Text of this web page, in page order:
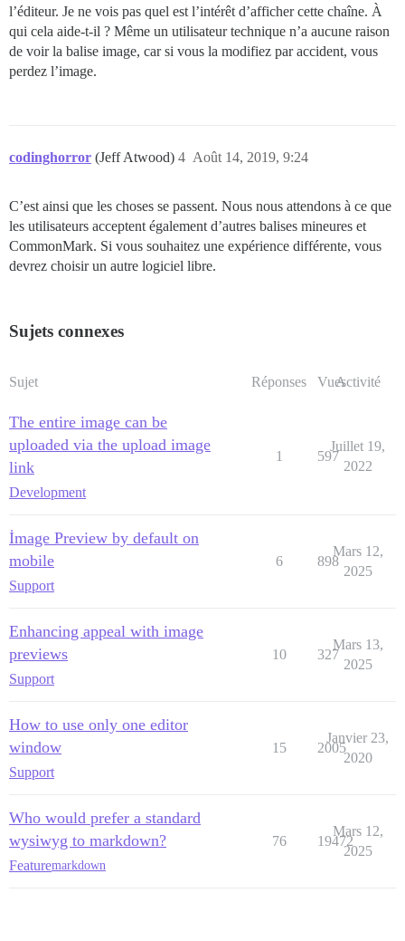
l’éditeur. Je ne vois pas quel est l’intérêt d’afficher cette chaîne. À
qui cela aide-t-il ? Même un utilisateur technique n’a aucune raison
de voir la balise image, car si vous la modifiez par accident, vous
perdez l’image.
codinghorror (Jeff Atwood) Août 14, 2019, 9:24
4
C’est ainsi que les choses se passent. Nous nous attendons à ce que
les utilisateurs acceptent également d’autres balises mineures et
CommonMark. Si vous souhaitez une expérience différente, vous
devrez choisir un autre logiciel libre.
Sujets connexes
Sujet Réponses VuesActivité
The entire image can be
uploaded via the upload image
link
Development
1 597
Juillet 19,
2022
İmage Preview by default on
mobile
Support
6 898
Mars 12,
2025
Enhancing appeal with image
previews
Support
10 327
Mars 13,
2025
How to use only one editor
window
Support
15 2005
Janvier 23,
2020
Who would prefer a standard
wysiwyg to markdown?
Featuremarkdown
76 19472
Mars 12,
2025